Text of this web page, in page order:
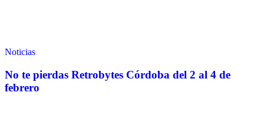
Noticias
No te pierdas Retrobytes Córdoba del 2 al 4 de
febrero